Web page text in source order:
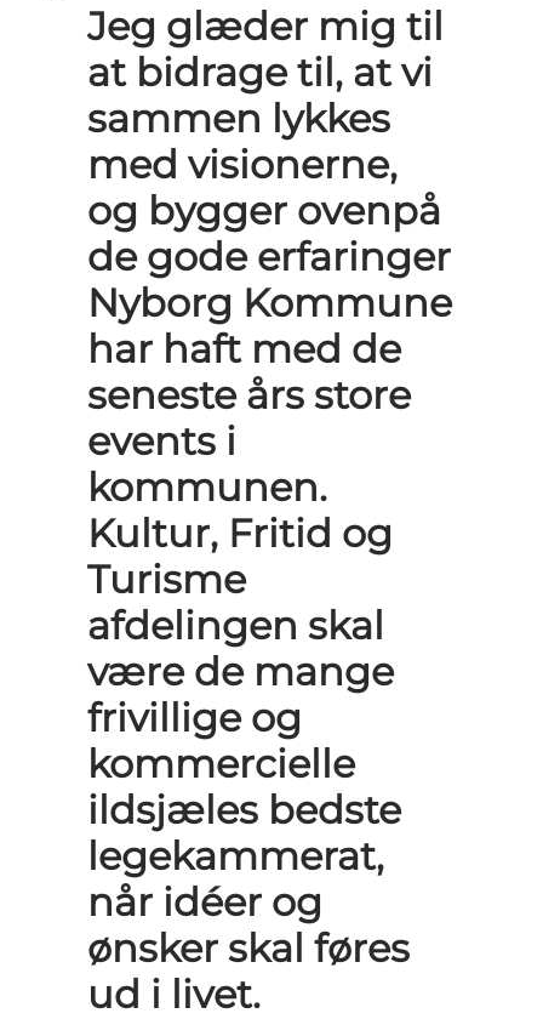
Jeg glæder mig til
at bidrage til, at vi
sammen lykkes
med visionerne,
og bygger ovenpå
de gode erfaringer
Nyborg Kommune
har haft med de
seneste års store
events i
kommunen.
Kultur, Fritid og
Turisme
afdelingen skal
være de mange
frivillige og
kommercielle
ildsjæles bedste
legekammerat,
når idéer og
ønsker skal føres
ud i livet.